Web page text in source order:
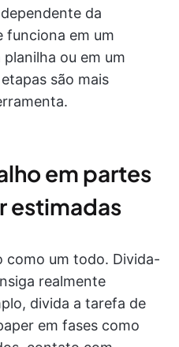
da
funciona em um
ou em um
são mais
em partes
estimadas
como um todo. Divida-
realmente
divida a tarefa de
em fases como